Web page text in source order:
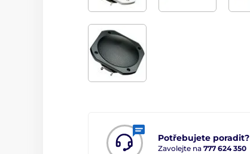
Potřebujete poradit?
Zavolejte na 777 624 350